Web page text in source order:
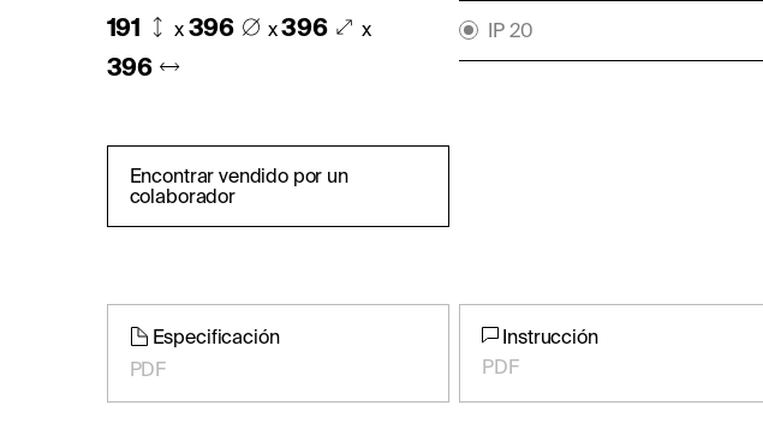
191 x 396 x396 x
396
Encontrar vendido por un
colaborador
IP 20
Especificación
PDF
Instrucción
PDF